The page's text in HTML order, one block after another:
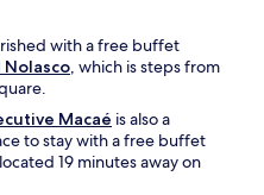
with a free buffet
Nolasco, which is steps from
Macaé is also a
to stay with a free buffet
19 minutes away on